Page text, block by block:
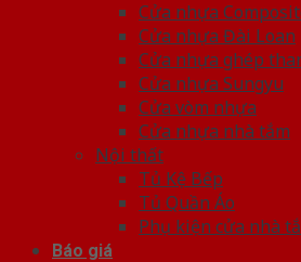
Cửa nhựa
Cửa nhựa Đài Loan
Cửa nhựa ghép
Cửa nhựa Sungyu
Cửa vòm nhựa
Cửa nhựa nhà tắm
Nội thất
Tủ Kệ Bếp
Tủ Quần Áo
Phụ kiện cửa nhà
Báo giá